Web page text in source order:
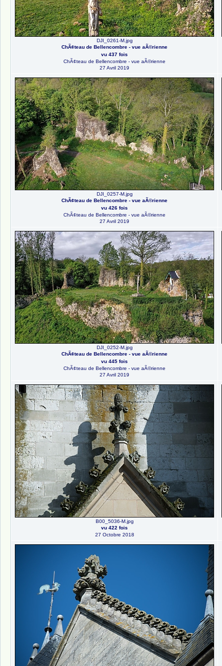
DJI_0261-M.jpg
ChÃ¢teau de Bellencombre - vue aÃ©rienne
vu 437 fois
ChÃ¢teau de Bellencombre - vue aÃ©rienne
27 Avril 2019
DJI_0257-M.jpg
ChÃ¢teau de Bellencombre - vue aÃ©rienne
vu 426 fois
ChÃ¢teau de Bellencombre - vue aÃ©rienne
27 Avril 2019
DJI_0252-M.jpg
ChÃ¢teau de Bellencombre - vue aÃ©rienne
vu 445 fois
ChÃ¢teau de Bellencombre - vue aÃ©rienne
27 Avril 2019
B00_5036-M.jpg
vu 422 fois
27 Octobre 2018